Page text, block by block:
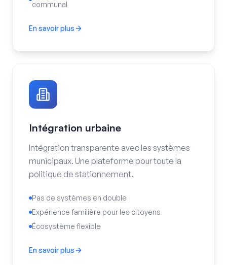
communal
En savoir plus
Données en temps réel
Intégration urbaine
Intégration transparente avec les systèmes
municipaux. Une plateforme pour toute la
politique de stationnement.
Pas de systèmes en double
Expérience familière pour les citoyens
Écosystème flexible
En savoir plus
Intégration urbaine